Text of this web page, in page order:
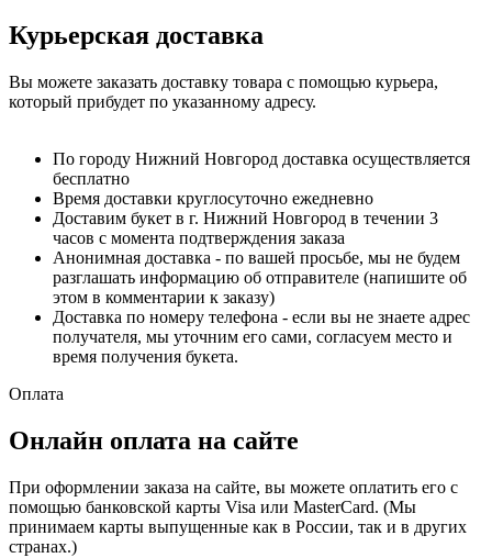
Курьерская доставка
Вы можете заказать доставку товара с помощью курьера,
который прибудет по указанному адресу.
По городу Нижний Новгород доставка осуществляется
бесплатно
Время доставки круглосуточно ежедневно
Доставим букет в г. Нижний Новгород в течении 3
часов с момента подтверждения заказа
Анонимная доставка - по вашей просьбе, мы не будем
разглашать информацию об отправителе (напишите об
этом в комментарии к заказу)
Доставка по номеру телефона - если вы не знаете адрес
получателя, мы уточним его сами, согласуем место и
время получения букета.
Оплата
Онлайн оплата на сайте
При оформлении заказа на сайте, вы можете оплатить его с
помощью банковской карты Visa или MasterCard. (Мы
принимаем карты выпущенные как в России, так и в других
странах.)